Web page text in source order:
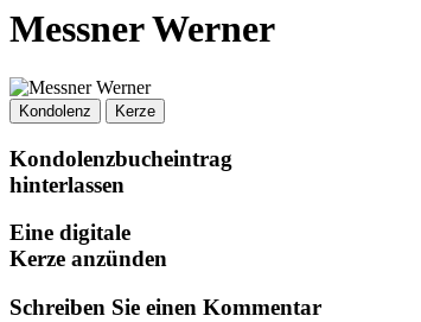
Messner Werner
Kondolenz Kerze
Kondolenzbucheintrag
hinterlassen
Eine digitale
Kerze anzünden
Schreiben Sie einen Kommentar